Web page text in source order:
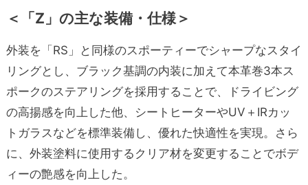
＜「Z」の主な装備・仕様＞
外装を「RS」と同様のスポーティーでシャープなスタイ
リングとし、ブラック基調の内装に加えて本革巻3本ス
ポークのステアリングを採用することで、ドライビング
の高揚感を向上した他、シートヒーターやUV＋IRカッ
トガラスなどを標準装備し、優れた快適性を実現。さら
に、外装塗料に使用するクリア材を変更することでボデ
ィーの艶感を向上した。